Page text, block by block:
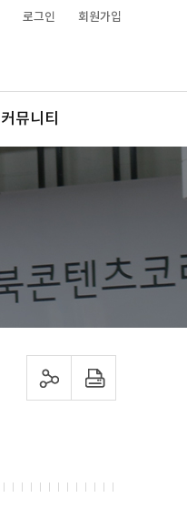
로그인 회원가입
커뮤니티
sns 공유하기 프린트하기